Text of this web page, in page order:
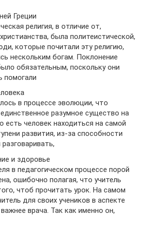
Греции
религия, в отличие от,
была политеистической,
которые почитали эту религию,
нескольким богам. Поклонение
обязательным, поскольку они
помогали
в процессе эволюции, что
разумное существо на
есть человек находиться на самой
развития, из-за способности
и здоровье
в педагогическом процессе порой
ошибочно полагая, что учитель
чтоб прочитать урок. На самом
для своих учеников в аспекте
врача. Так как именно он,